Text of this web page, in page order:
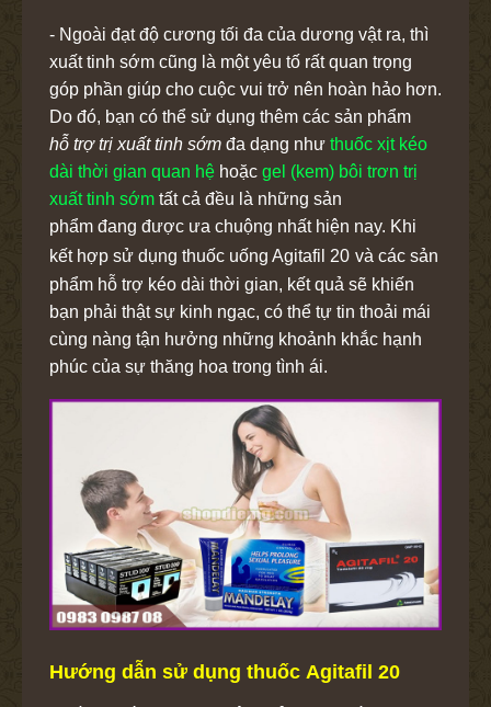
- Ngoài đạt độ cương tối đa của dương vật ra, thì
xuất tinh sớm cũng là một yêu tố rất quan trọng
góp phần giúp cho cuộc vui trở nên hoàn hảo hơn.
Do đó, bạn có thể sử dụng thêm các sản phẩm
hỗ trợ trị xuất tinh sớm đa dạng như thuốc xịt kéo
dài thời gian quan hệ hoặc gel (kem) bôi trơn trị
xuất tinh sớm tất cả đều là những sản
phẩm đang được ưa chuộng nhất hiện nay. Khi
kết hợp sử dụng thuốc uống Agitafil 20 và các sản
phẩm hỗ trợ kéo dài thời gian, kết quả sẽ khiến
bạn phải thật sự kinh ngạc, có thể tự tin thoải mái
cùng nàng tận hưởng những khoảnh khắc hạnh
phúc của sự thăng hoa trong tình ái.
Hướng dẫn sử dụng thuốc Agitafil 20